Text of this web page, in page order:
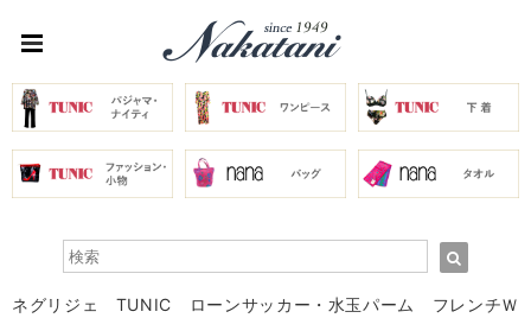
ネグリジェ TUNIC ローンサッカー・水玉パーム フレンチＷ